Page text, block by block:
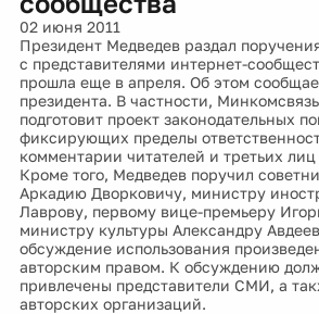
02 июня 2011
Президент Медведев раздал
с представителями интернет-
прошла еще в апреля. Об этом
президента. В частности, Минкомсвязь
подготовит проект законодательных
фиксирующих пределы
комментарии читателей и третьих
Кроме того, Медведев поручил
Аркадию Дворковичу, министру
Лаврову, первому вице-премьеру
министру культуры Александру
обсуждение использования
авторским правом. К обсуждению
привлечены представители СМИ, а
авторских организаций.